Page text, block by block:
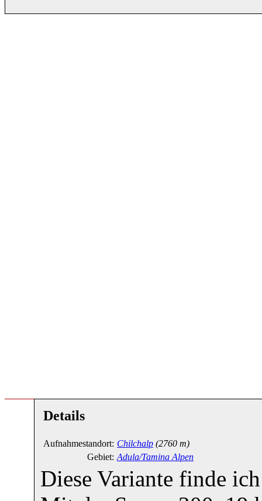
Details
Aufnahmestandort: Chilchalp (2760 m)
Gebiet: Adula/Tamina Alpen
Diese Variante finde ich